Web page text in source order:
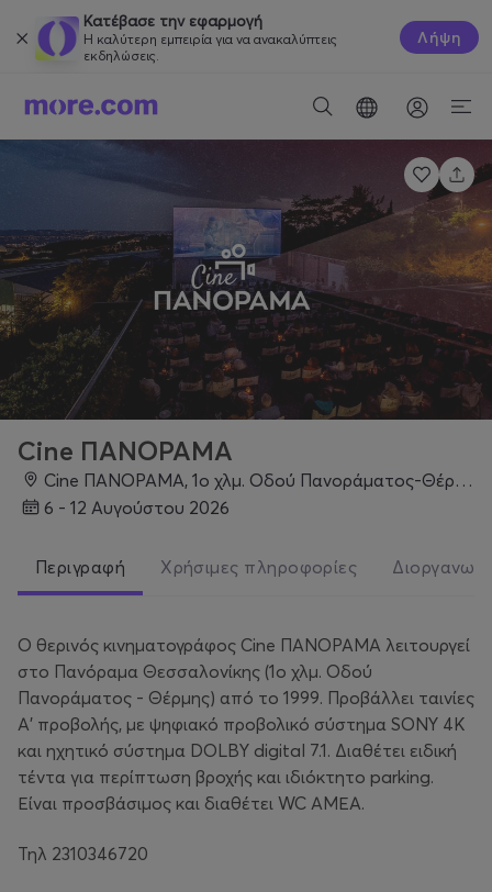
Κατέβασε την εφαρμογή
Η καλύτερη εμπειρία για να ανακαλύπτεις
εκδηλώσεις.
Λήψη
Cine ΠΑΝΟΡΑΜΑ
Cine ΠΑΝΟΡΑΜΑ, 1ο χλμ. Οδού Πανοράματος-Θέρμης, Πανόραμα
6 - 12 Αυγούστου 2026
Περιγραφή Χρήσιμες πληροφορίες
Ο θερινός κινηματογράφος Cine ΠΑΝΟΡΑΜΑ λειτουργεί
στο Πανόραμα Θεσσαλονίκης (1ο χλμ. Οδού
Πανοράματος - Θέρμης) από το 1999. Προβάλλει ταινίες
Α' προβολής, με ψηφιακό προβολικό σύστημα SONY 4K
και ηχητικό σύστημα DOLBY digital 7.1. Διαθέτει ειδική
τέντα για περίπτωση βροχής και ιδιόκτητο parking.
Είναι προσβάσιμος και διαθέτει WC ΑΜΕΑ.
Τηλ 2310346720